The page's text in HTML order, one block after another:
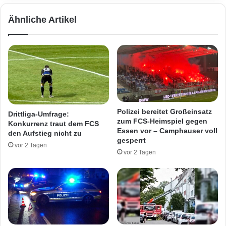
r
t
3
L
e
i
c
h
t
v
e
e
t
z
t
e
u
t
n
a
c
h
Z
e
u
g
e
K
ö
r
p
e
Ähnliche Artikel
Drittliga-Umfrage:
Konkurrenz traut dem FCS
den Aufstieg nicht zu
vor 2 Tagen
Polizei bereitet Großeinsatz
zum FCS-Heimspiel gegen
Essen vor – Camphauser voll
gesperrt
vor 2 Tagen